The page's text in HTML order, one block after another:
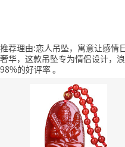
推荐理由:恋人吊坠，寓意让感情
奢华，这款吊坠专为情侣设计，浪
98%的好评率。